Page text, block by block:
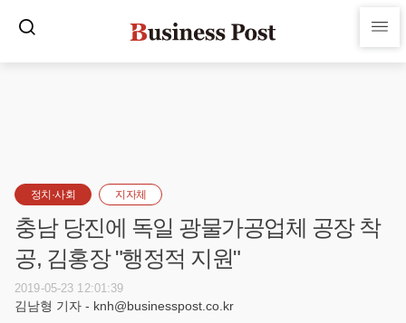
정치·사회 지자체
충남 당진에 독일 광물가공업체 공장 착
공, 김홍장 "행정적 지원"
2019-05-23 12:01:39
김남형 기자 - knh@businesspost.co.kr